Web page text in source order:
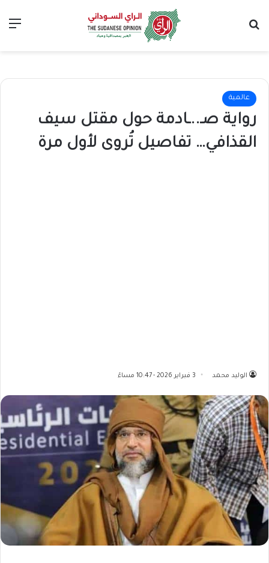
عالمية
رواية صـ..ـادمة حول مقتل سيف
القذافي… تفاصيل تُروى لأول مرة
الوليد محمد 3 فبراير 2026 - 10:47 مساءً